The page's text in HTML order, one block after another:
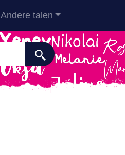
Andere talen